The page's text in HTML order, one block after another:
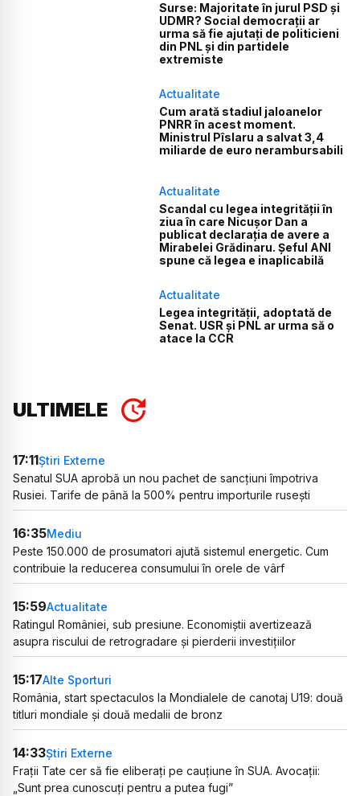
Surse: Majoritate în jurul PSD și
UDMR? Social democrații ar
urma să fie ajutați de politicieni
din PNL și din partidele
extremiste
Actualitate
Cum arată stadiul jaloanelor
PNRR în acest moment.
Ministrul Pîslaru a salvat 3,4
miliarde de euro nerambursabili
Actualitate
Scandal cu legea integrității în
ziua în care Nicușor Dan a
publicat declarația de avere a
Mirabelei Grădinaru. Șeful ANI
spune că legea e inaplicabilă
Actualitate
Legea integrității, adoptată de
Senat. USR și PNL ar urma să o
atace la CCR
ULTIMELE
17:11Știri Externe
Senatul SUA aprobă un nou pachet de sancțiuni împotriva
Rusiei. Tarife de până la 500% pentru importurile rusești
16:35Mediu
Peste 150.000 de prosumatori ajută sistemul energetic. Cum
contribuie la reducerea consumului în orele de vârf
15:59Actualitate
Ratingul României, sub presiune. Economiștii avertizează
asupra riscului de retrogradare și pierderii investițiilor
15:17Alte Sporturi
România, start spectaculos la Mondialele de canotaj U19: două
titluri mondiale și două medalii de bronz
14:33Știri Externe
Frații Tate cer să fie eliberați pe cauțiune în SUA. Avocații:
„Sunt prea cunoscuți pentru a putea fugi”